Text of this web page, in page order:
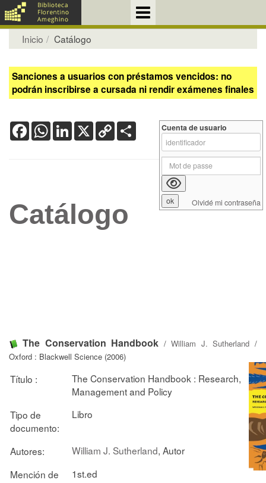
Inicio Catálogo
Sanciones a usuarios con préstamos vencidos: no
podrán inscribirse a cursada ni rendir exámenes finales
FacebookWhatsApp
LinkedIn
X Copy
Link
Catálogo
The Conservation Handbook /William J. Sutherland /
Oxford : Blackwell Science (2006)
Título :
The Conservation Handbook : Research,
Management and Policy
Tipo de
documento:
Libro
Autores: William J. Sutherland, Autor
Mención de
1st.ed
Cuenta de usuario
Olvidé mi contraseña